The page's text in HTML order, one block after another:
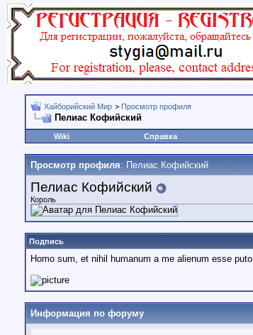
Хайборийский Мир > Просмотр профиля
Пелиас Кофийский
Wiki
Справка
Просмотр профиля: Пелиас Кофийский
Пелиас Кофийский
Король
Подпись
Homo sum, et nihil humanum a me alienum esse puto
Информация по форуму